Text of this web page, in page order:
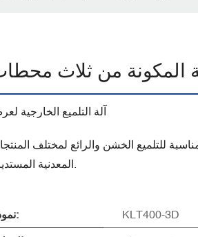
المكونة من ثلاث
آلة التلميع الخارجية
للتلميع الخشن والرائع لمختلف
نموذج: KLT400-3D